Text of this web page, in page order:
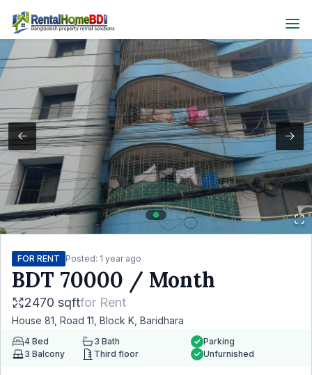
FOR RENT Posted: 1 year ago
BDT 70000 / Month
2470 sqftfor Rent
House 81, Road 11, Block K, Baridhara
4 Bed 3 Bath
3 Balcony Third floor
Parking
Unfurnished